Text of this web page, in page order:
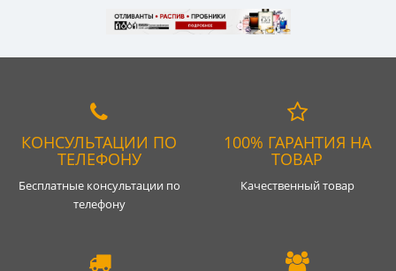
КОНСУЛЬТАЦИИ ПО
ТЕЛЕФОНУ
Бесплатные консультации по
телефону
100% ГАРАНТИЯ НА
ТОВАР
Качественный товар